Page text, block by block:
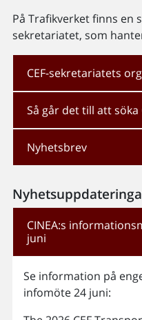
På Trafikverket finns en
sekretariatet, som
CEF-sekretariatets
Så går det till att söka
Nyhetsbrev
CINEA:s
juni
Se information på
infomöte 24 juni: